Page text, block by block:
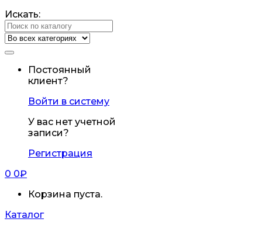
Искать:
Постоянный
клиент?
Войти в систему
У вас нет учетной
записи?
Регистрация
0 0₽
Корзина пуста.
Каталог